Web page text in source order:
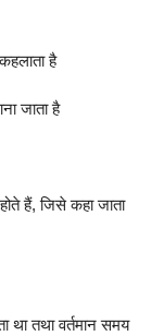
है
जाता है
हैं, जिसे कहा जाता
था तथा वर्तमान समय